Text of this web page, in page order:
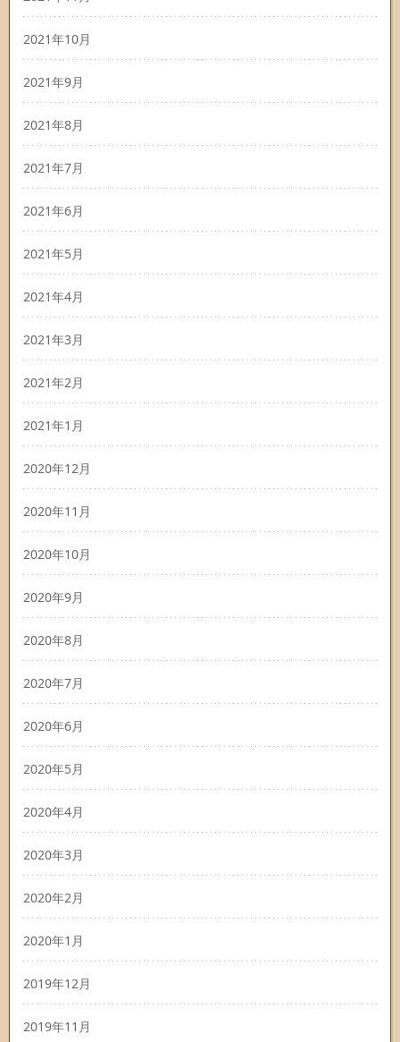
2021年10月
2021年9月
2021年8月
2021年7月
2021年6月
2021年5月
2021年4月
2021年3月
2021年2月
2021年1月
2020年12月
2020年11月
2020年10月
2020年9月
2020年8月
2020年7月
2020年6月
2020年5月
2020年4月
2020年3月
2020年2月
2020年1月
2019年12月
2019年11月